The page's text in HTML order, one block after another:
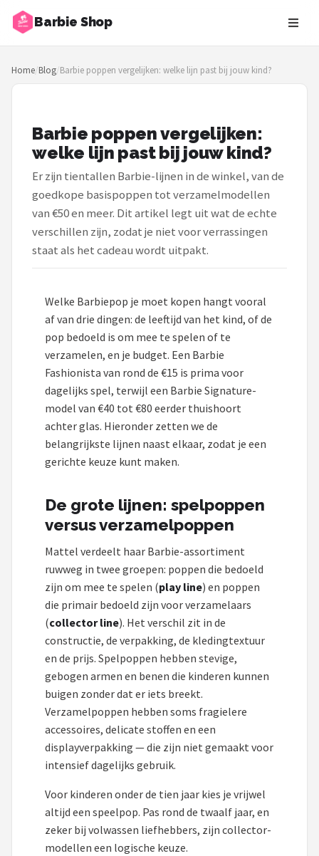
Barbie Shop
Zoeken
NAVIGATIE
Merken
Blog
Barbies
POPULAIRE MERKEN
Barbie
Paola Reina
Mattel
Götz
Rainbow High
Corolle
Heless
Monster High
L.O.L. Surprise!
Alle merken →
Home/Blog/Barbie poppen vergelijken: welke lijn past bij jouw kind?
Barbie poppen vergelijken:
welke lijn past bij jouw kind?
Er zijn tientallen Barbie-lijnen in de winkel, van de
goedkope basispoppen tot verzamelmodellen
van €50 en meer. Dit artikel legt uit wat de echte
verschillen zijn, zodat je niet voor verrassingen
staat als het cadeau wordt uitpakt.
Welke Barbiepop je moet kopen hangt vooral
af van drie dingen: de leeftijd van het kind, of de
pop bedoeld is om mee te spelen of te
verzamelen, en je budget. Een Barbie
Fashionista van rond de €15 is prima voor
dagelijks spel, terwijl een Barbie Signature-
model van €40 tot €80 eerder thuishoort
achter glas. Hieronder zetten we de
belangrijkste lijnen naast elkaar, zodat je een
gerichte keuze kunt maken.
De grote lijnen: spelpoppen
versus verzamelpoppen
Mattel verdeelt haar Barbie-assortiment
ruwweg in twee groepen: poppen die bedoeld
zijn om mee te spelen (play line) en poppen
die primair bedoeld zijn voor verzamelaars
(collector line). Het verschil zit in de
constructie, de verpakking, de kledingtextuur
en de prijs. Spelpoppen hebben stevige,
gebogen armen en benen die kinderen kunnen
buigen zonder dat er iets breekt.
Verzamelpoppen hebben soms fragielere
accessoires, delicate stoffen en een
displayverpakking — die zijn niet gemaakt voor
intensief dagelijks gebruik.
Voor kinderen onder de tien jaar kies je vrijwel
altijd een speelpop. Pas rond de twaalf jaar, en
zeker bij volwassen liefhebbers, zijn collector-
modellen een logische keuze.